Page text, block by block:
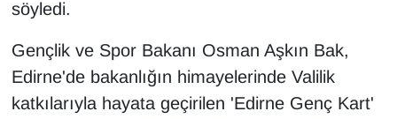
söyledi.
Gençlik ve Spor Bakanı Osman Aşkın Bak,
Edirne'de bakanlığın himayelerinde Valilik
katkılarıyla hayata geçirilen 'Edirne Genç Kart'
MAGAZİN
MEDYA